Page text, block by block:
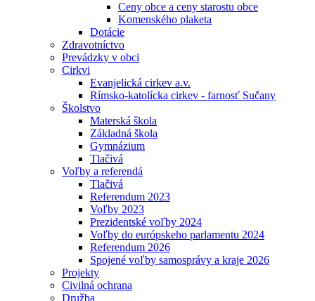
Ceny obce a ceny starostu obce
Komenského plaketa
Dotácie
Zdravotníctvo
Prevádzky v obci
Cirkvi
Evanjelická cirkev a.v.
Rímsko-katolícka cirkev - farnosť Sučany
Školstvo
Materská škola
Základná škola
Gymnázium
Tlačivá
Voľby a referendá
Tlačivá
Referendum 2023
Voľby 2023
Prezidentské voľby 2024
Voľby do európskeho parlamentu 2024
Referendum 2026
Spojené voľby samosprávy a kraje 2026
Projekty
Civilná ochrana
Družba